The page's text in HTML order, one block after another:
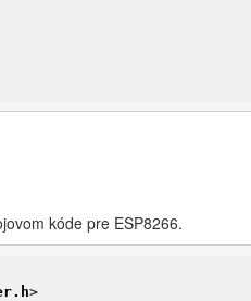
kóde pre ESP8266.
>